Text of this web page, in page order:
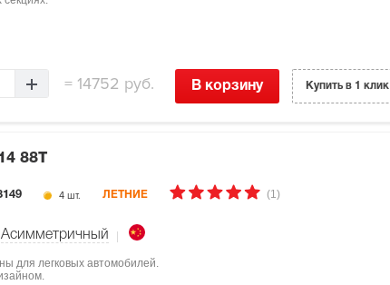
= 14752 руб. В корзину Купить в 1 клик
88T
4 шт. ЛЕТНИЕ (1)
Асимметричный
для легковых автомобилей.